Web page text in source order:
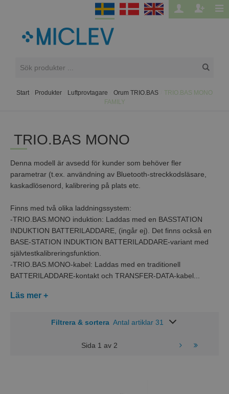
Start Produkter Luftprovtagare Orum TRIO.BAS
TRIO.BAS MONO
FAMILY
TRIO.BAS MONO
Denna modell är avsedd för kunder som behöver fler
parametrar (t.ex. användning av Bluetooth-streckkodsläsare,
kaskadlösenord, kalibrering på plats etc.
Finns med två olika laddningssystem:
-TRIO.BAS.MONO induktion: Laddas med en BASSTATION
INDUKTION BATTERILADDARE, (ingår ej). Det finns också en
BASE-STATION INDUKTION BATTERILADDARE-variant med
självtestkalibreringsfunktion.
-TRIO.BAS.MONO-kabel: Laddas med en traditionell
BATTERILADDARE-kontakt och TRANSFER-DATA-kabel...
Läs mer +
Filtrera & sortera Antal artiklar 31
Sida 1 av 2